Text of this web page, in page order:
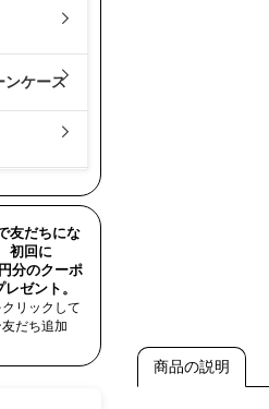
ンケース
友だちにな
初回に
分のクーポ
レゼント。
リックして
だち追加
商品の説明